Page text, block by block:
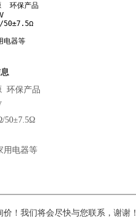
环保产品
50±7.5Ω
电器等
环保产品
50±7.5Ω
用电器等
价！我们将会尽快与您联系，谢谢！